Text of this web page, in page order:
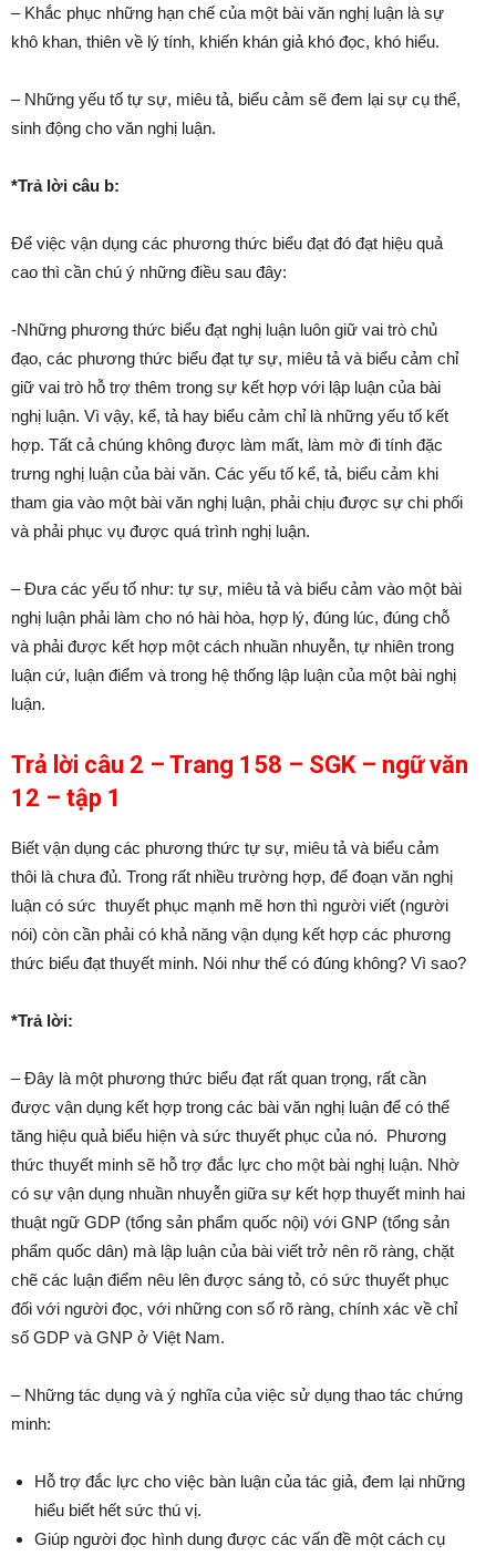
– Khắc phục những hạn chế của một bài văn nghị luận là sự
khô khan, thiên về lý tính, khiến khán giả khó đọc, khó hiểu.
– Những yếu tố tự sự, miêu tả, biểu cảm sẽ đem lại sự cụ thể,
sinh động cho văn nghị luận.
*Trả lời câu b:
Để việc vận dụng các phương thức biểu đạt đó đạt hiệu quả
cao thì cần chú ý những điều sau đây:
-Những phương thức biểu đạt nghị luận luôn giữ vai trò chủ
đạo, các phương thức biểu đạt tự sự, miêu tả và biểu cảm chỉ
giữ vai trò hỗ trợ thêm trong sự kết hợp với lập luận của bài
nghị luận. Vì vậy, kể, tả hay biểu cảm chỉ là những yếu tố kết
hợp. Tất cả chúng không được làm mất, làm mờ đi tính đặc
trưng nghị luận của bài văn. Các yếu tố kể, tả, biểu cảm khi
tham gia vào một bài văn nghị luận, phải chịu được sự chi phối
và phải phục vụ được quá trình nghị luận.
– Đưa các yếu tố như: tự sự, miêu tả và biểu cảm vào một bài
nghị luận phải làm cho nó hài hòa, hợp lý, đúng lúc, đúng chỗ
và phải được kết hợp một cách nhuần nhuyễn, tự nhiên trong
luận cứ, luận điểm và trong hệ thống lập luận của một bài nghị
luận.
Trả lời câu 2 – Trang 158 – SGK – ngữ văn
12 – tập 1
Biết vận dụng các phương thức tự sự, miêu tả và biểu cảm
thôi là chưa đủ. Trong rất nhiều trường hợp, để đoạn văn nghị
luận có sức thuyết phục mạnh mẽ hơn thì người viết (người
nói) còn cần phải có khả năng vận dụng kết hợp các phương
thức biểu đạt thuyết minh. Nói như thế có đúng không? Vì sao?
*Trả lời:
– Đây là một phương thức biểu đạt rất quan trọng, rất cần
được vận dụng kết hợp trong các bài văn nghị luận để có thể
tăng hiệu quả biểu hiện và sức thuyết phục của nó. Phương
thức thuyết minh sẽ hỗ trợ đắc lực cho một bài nghị luận. Nhờ
có sự vận dụng nhuần nhuyễn giữa sự kết hợp thuyết minh hai
thuật ngữ GDP (tổng sản phẩm quốc nội) với GNP (tổng sản
phẩm quốc dân) mà lập luận của bài viết trở nên rõ ràng, chặt
chẽ các luận điểm nêu lên được sáng tỏ, có sức thuyết phục
đối với người đọc, với những con số rõ ràng, chính xác về chỉ
số GDP và GNP ở Việt Nam.
– Những tác dụng và ý nghĩa của việc sử dụng thao tác chứng
minh:
Hỗ trợ đắc lực cho việc bàn luận của tác giả, đem lại những
hiểu biết hết sức thú vị.
Giúp người đọc hình dung được các vấn đề một cách cụ